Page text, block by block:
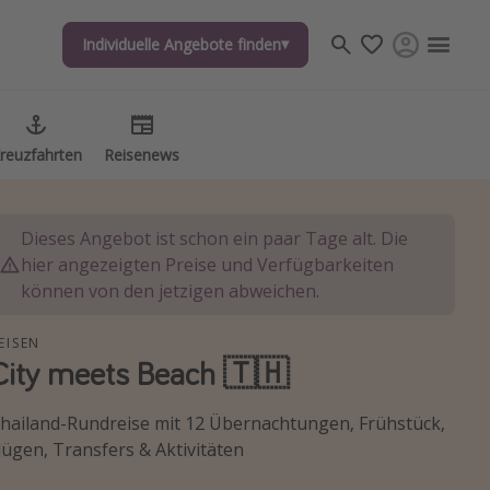
Individuelle Angebote finden
Reisenews
Individuelle Angebote finden
Reisenews
Dieses Angebot ist schon ein paar Tage alt. Die
hier angezeigten Preise und Verfügbarkeiten
können von den jetzigen abweichen.
meets Beach 🇹🇭
Rundreise mit 12 Übernachtungen, Frühstück,
Transfers & Aktivitäten